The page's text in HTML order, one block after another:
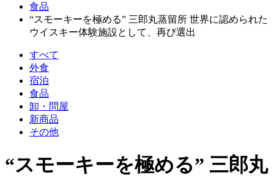
食品
“スモーキーを極める” 三郎丸蒸留所 世界に認められた
ウイスキー体験施設として、再び選出
すべて
外食
宿泊
食品
卸・問屋
新商品
その他
“スモーキーを極める” 三郎丸